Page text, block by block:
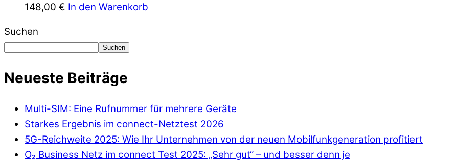
148,00 € In den Warenkorb
Suchen
Suchen
Neueste Beiträge
Multi-SIM: Eine Rufnummer für mehrere Geräte
Starkes Ergebnis im connect-Netztest 2026
5G-Reichweite 2025: Wie Ihr Unternehmen von der neuen Mobilfunkgeneration profitiert
O₂ Business Netz im connect Test 2025: „Sehr gut“ – und besser denn je